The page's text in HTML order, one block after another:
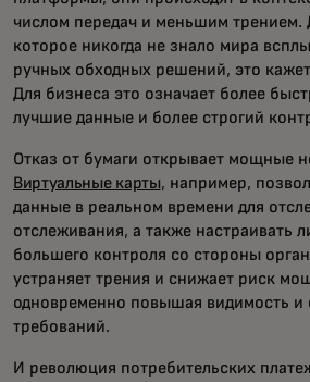
числом передач и меньшим трением.
которое никогда не знало мира
ручных обходных решений, это
Для бизнеса это означает более
лучшие данные и более строгий
Отказ от бумаги открывает мощные
Виртуальные карты, например,
данные в реальном времени для
отслеживания, а также настраивать
большего контроля со стороны
устраняет трения и снижает риск
одновременно повышая видимость и
требований.
И революция потребительских